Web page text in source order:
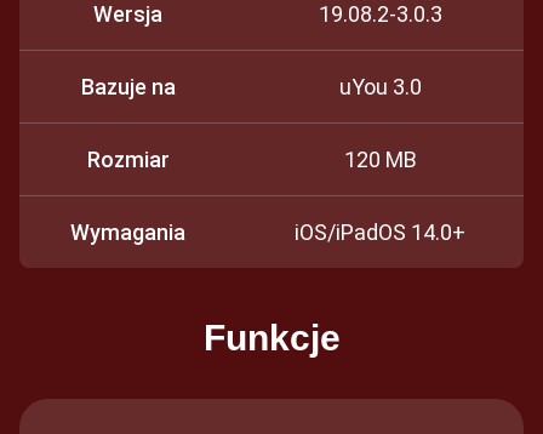
Wersja 19.08.2-3.0.3
Bazuje na uYou 3.0
Rozmiar 120 MB
Wymagania iOS/iPadOS 14.0+
Funkcje